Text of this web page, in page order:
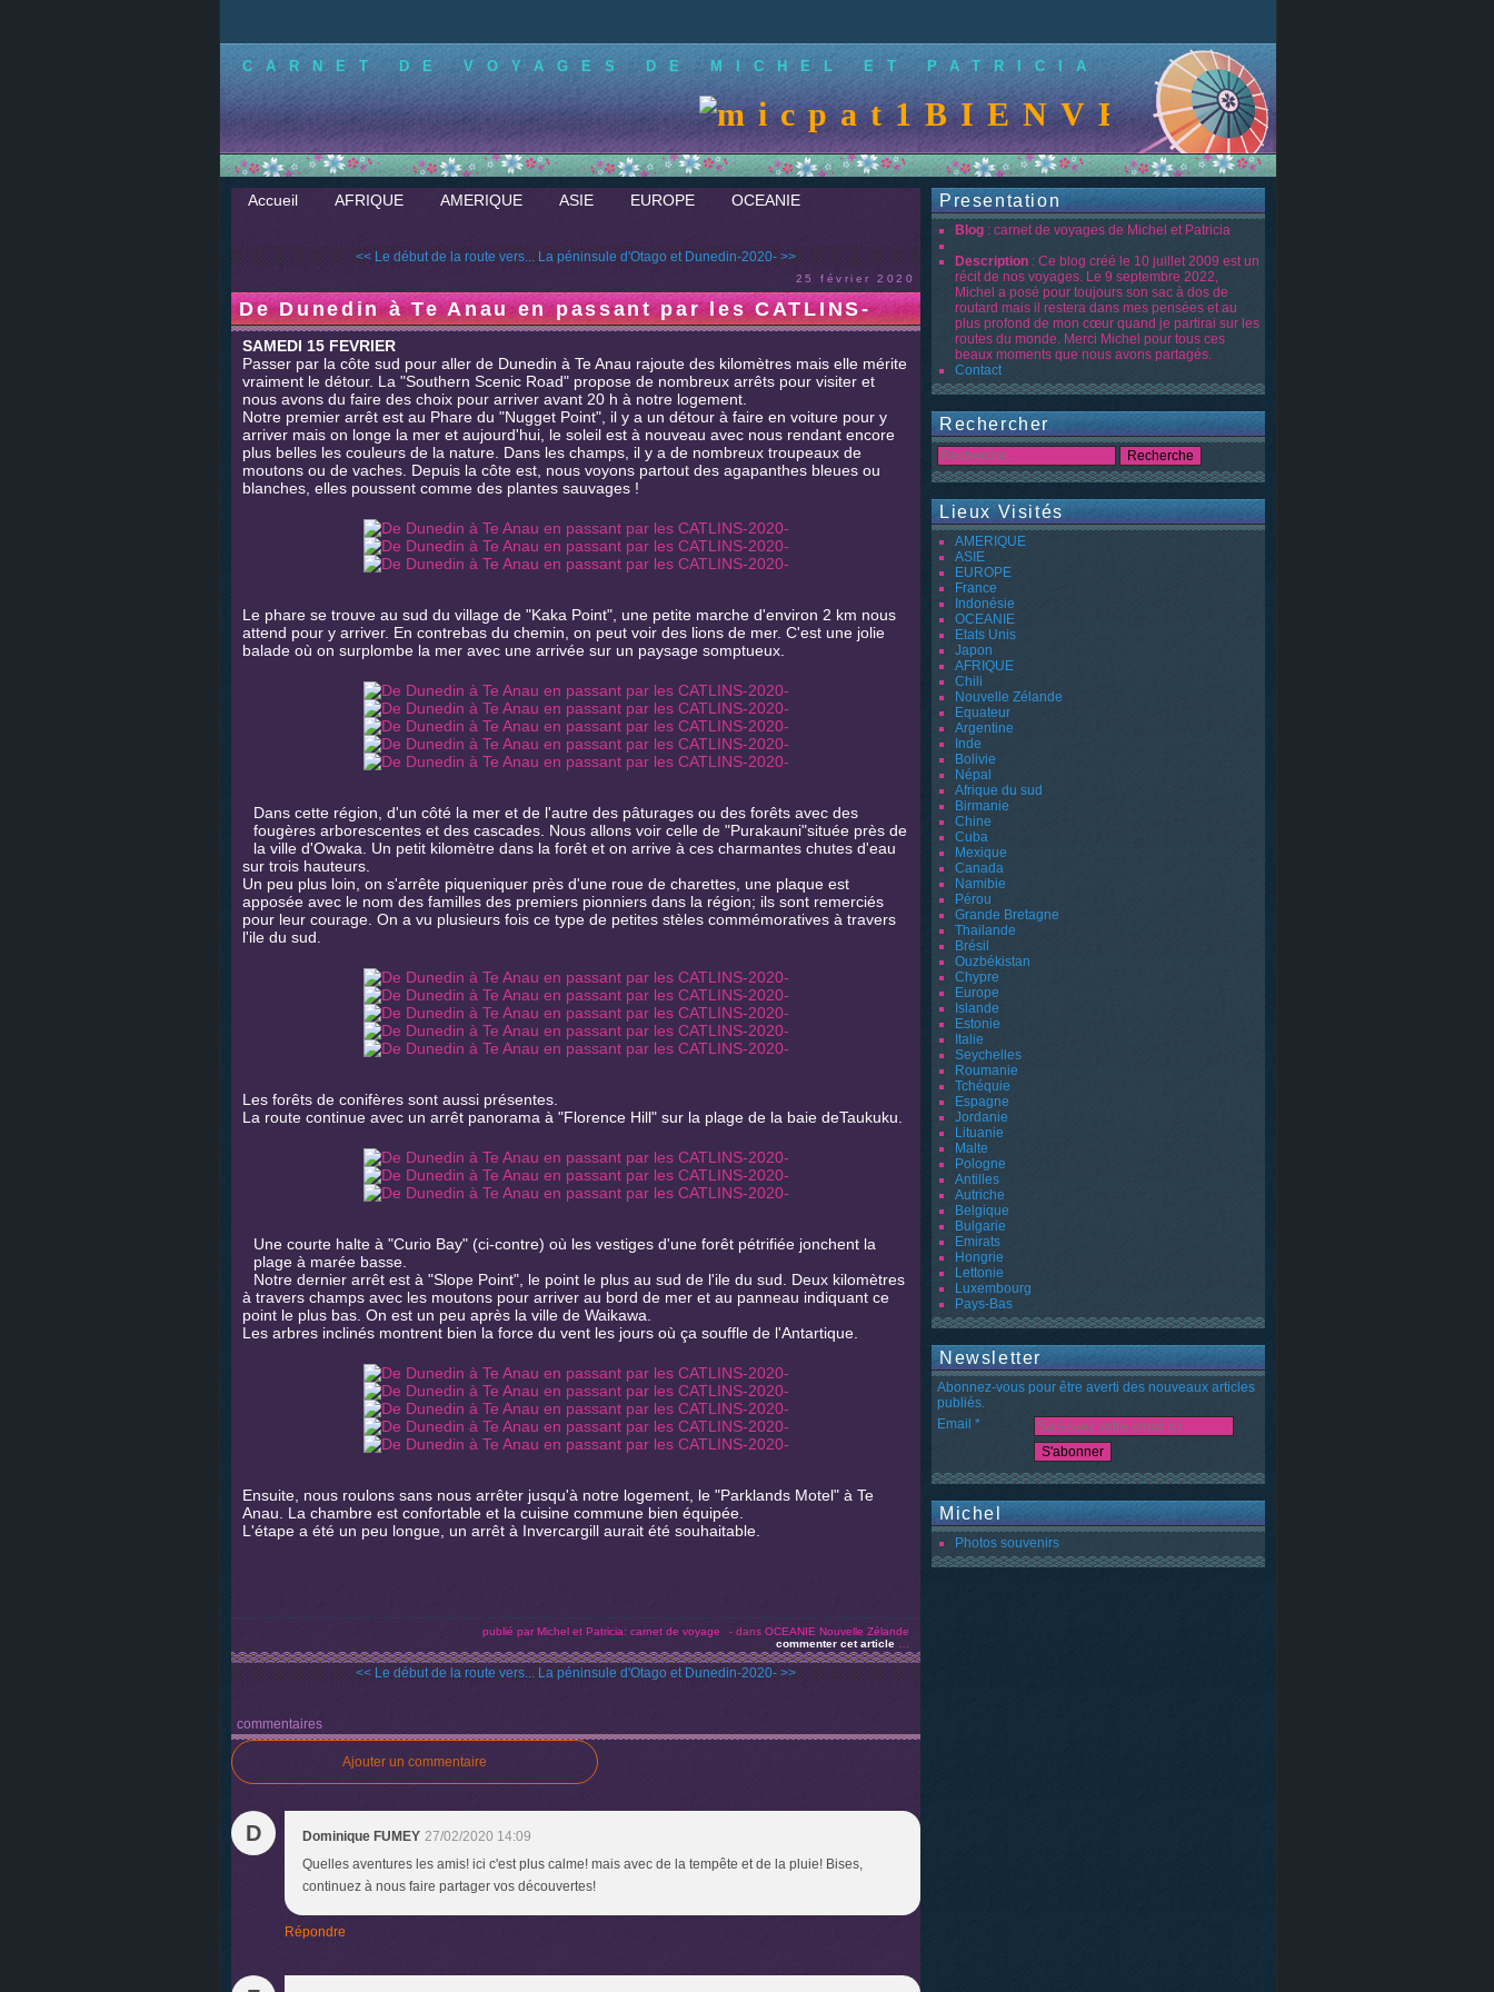
CARNET DE VOYAGES DE MICHEL ET PATRICIA
BIENVENUE SUR LE
Accueil AFRIQUE AMERIQUE ASIE EUROPE OCEANIE
<< Le début de la route vers... La péninsule d'Otago et Dunedin-2020- >>
25 février 2020
De Dunedin à Te Anau en passant par les CATLINS-
2020-
SAMEDI 15 FEVRIER
Passer par la côte sud pour aller de Dunedin à Te Anau rajoute des kilomètres mais elle mérite
vraiment le détour. La "Southern Scenic Road" propose de nombreux arrêts pour visiter et
nous avons du faire des choix pour arriver avant 20 h à notre logement.
Notre premier arrêt est au Phare du "Nugget Point", il y a un détour à faire en voiture pour y
arriver mais on longe la mer et aujourd'hui, le soleil est à nouveau avec nous rendant encore
plus belles les couleurs de la nature. Dans les champs, il y a de nombreux troupeaux de
moutons ou de vaches. Depuis la côte est, nous voyons partout des agapanthes bleues ou
blanches, elles poussent comme des plantes sauvages !
Le phare se trouve au sud du village de "Kaka Point", une petite marche d'environ 2 km nous
attend pour y arriver. En contrebas du chemin, on peut voir des lions de mer. C'est une jolie
balade où on surplombe la mer avec une arrivée sur un paysage somptueux.
Dans cette région, d'un côté la mer et de l'autre des pâturages ou des forêts avec des
fougères arborescentes et des cascades. Nous allons voir celle de "Purakauni"située près de
la ville d'Owaka. Un petit kilomètre dans la forêt et on arrive à ces charmantes chutes d'eau
sur trois hauteurs.
Un peu plus loin, on s'arrête piqueniquer près d'une roue de charettes, une plaque est
apposée avec le nom des familles des premiers pionniers dans la région; ils sont remerciés
pour leur courage. On a vu plusieurs fois ce type de petites stèles commémoratives à travers
l'ile du sud.
Les forêts de conifères sont aussi présentes.
La route continue avec un arrêt panorama à "Florence Hill" sur la plage de la baie deTaukuku.
Une courte halte à "Curio Bay" (ci-contre) où les vestiges d'une forêt pétrifiée jonchent la
plage à marée basse.
Notre dernier arrêt est à "Slope Point", le point le plus au sud de l'ile du sud. Deux kilomètres
à travers champs avec les moutons pour arriver au bord de mer et au panneau indiquant ce
point le plus bas. On est un peu après la ville de Waikawa.
Les arbres inclinés montrent bien la force du vent les jours où ça souffle de l'Antartique.
Ensuite, nous roulons sans nous arrêter jusqu'à notre logement, le "Parklands Motel" à Te
Anau. La chambre est confortable et la cuisine commune bien équipée.
L'étape a été un peu longue, un arrêt à Invercargill aurait été souhaitable.
publié par Michel et Patricia: carnet de voyage - dans OCEANIE Nouvelle Zélande
commenter cet article
<< Le début de la route vers... La péninsule d'Otago et Dunedin-2020- >>
commentaires
Ajouter un commentaire
D Dominique FUMEY 27/02/2020 14:09
Quelles aventures les amis! ici c'est plus calme! mais avec de la tempête et de la pluie! Bises,
continuez à nous faire partager vos découvertes!
Répondre
Presentation
Blog : carnet de voyages de Michel et Patricia
Description : Ce blog créé le 10 juillet 2009 est un
récit de nos voyages. Le 9 septembre 2022,
Michel a posé pour toujours son sac à dos de
routard mais il restera dans mes pensées et au
plus profond de mon cœur quand je partirai sur les
routes du monde. Merci Michel pour tous ces
beaux moments que nous avons partagés.
Contact
Rechercher
Lieux Visités
AMERIQUE
ASIE
EUROPE
France
Indonésie
OCEANIE
Etats Unis
Japon
AFRIQUE
Chili
Nouvelle Zélande
Equateur
Argentine
Inde
Bolivie
Népal
Afrique du sud
Birmanie
Chine
Cuba
Mexique
Canada
Namibie
Pérou
Grande Bretagne
Thailande
Brésil
Ouzbékistan
Chypre
Europe
Islande
Estonie
Italie
Seychelles
Roumanie
Tchéquie
Espagne
Jordanie
Lituanie
Malte
Pologne
Antilles
Autriche
Belgique
Bulgarie
Emirats
Hongrie
Lettonie
Luxembourg
Pays-Bas
Newsletter
Abonnez-vous pour être averti des nouveaux articles
publiés.
Email
Michel
Photos souvenirs